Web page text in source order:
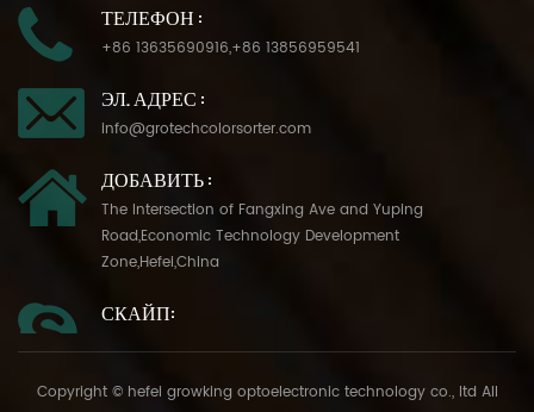
ТЕЛЕФОН :
+86 13635690916,+86 13856959541
ЭЛ. АДРЕС :
info@grotechcolorsorter.com
ДОБАВИТЬ :
The Intersection of Fangxing Ave and Yuping
Road,Economic Technology Development
Zone,Hefei,China
СКАЙП:
Copyright © hefei growking optoelectronic technology co., ltd All